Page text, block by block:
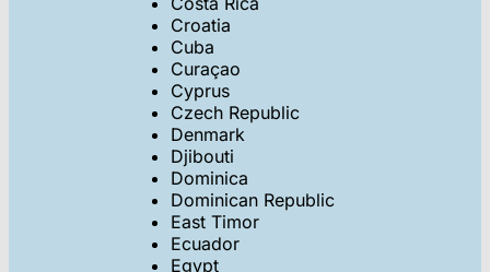
Croatia
Cuba
Curaçao
Cyprus
Czech Republic
Denmark
Djibouti
Dominica
Dominican Republic
East Timor
Ecuador
Egypt